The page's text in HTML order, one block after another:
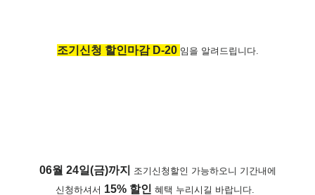
조기신청 할인마감 D-20 임을 알려드립니다.
06월 24일(금)까지
조기신청할인 가능하오니 기간내에
신청하셔서 15% 할인 혜 택 누리시길 바랍니다.